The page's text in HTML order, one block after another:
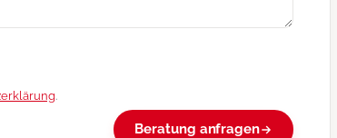
.
Beratung anfragen